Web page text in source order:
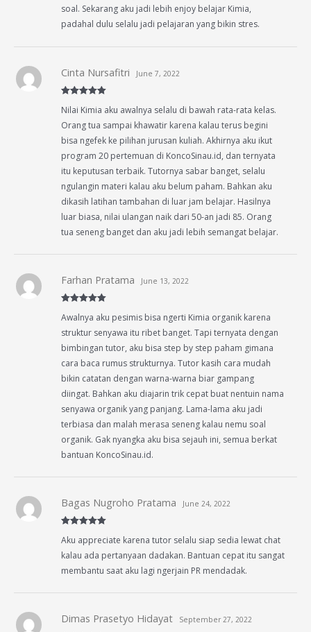
soal. Sekarang aku jadi lebih enjoy belajar Kimia,
padahal dulu selalu jadi pelajaran yang bikin stres.
of 5
Cinta Nursafitri June 7, 2022
Nilai Kimia aku awalnya selalu di bawah rata-rata kelas.
Orang tua sampai khawatir karena kalau terus begini
bisa ngefek ke pilihan jurusan kuliah. Akhirnya aku ikut
program 20 pertemuan di KoncoSinau.id, dan ternyata
itu keputusan terbaik. Tutornya sabar banget, selalu
ngulangin materi kalau aku belum paham. Bahkan aku
dikasih latihan tambahan di luar jam belajar. Hasilnya
luar biasa, nilai ulangan naik dari 50-an jadi 85. Orang
tua seneng banget dan aku jadi lebih semangat belajar.
of 5
Farhan Pratama June 13, 2022
Awalnya aku pesimis bisa ngerti Kimia organik karena
struktur senyawa itu ribet banget. Tapi ternyata dengan
bimbingan tutor, aku bisa step by step paham gimana
cara baca rumus strukturnya. Tutor kasih cara mudah
bikin catatan dengan warna-warna biar gampang
diingat. Bahkan aku diajarin trik cepat buat nentuin nama
senyawa organik yang panjang. Lama-lama aku jadi
terbiasa dan malah merasa seneng kalau nemu soal
organik. Gak nyangka aku bisa sejauh ini, semua berkat
bantuan KoncoSinau.id.
of 5
Bagas Nugroho Pratama June 24, 2022
Aku appreciate karena tutor selalu siap sedia lewat chat
kalau ada pertanyaan dadakan. Bantuan cepat itu sangat
membantu saat aku lagi ngerjain PR mendadak.
Dimas Prasetyo Hidayat September 27, 2022